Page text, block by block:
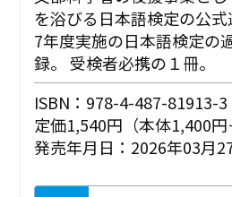
を浴びる日本語検定の公
7年度実施の日本語検定の
録。 受検者必携の１冊。
ISBN：978-4-487-81913-3
定価1,540円（本体1,400円
発売年月日：2026年03月